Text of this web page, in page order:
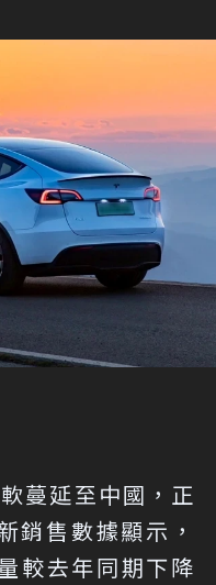
蔓延至中國，正
銷售數據顯示，
較去年同期下降